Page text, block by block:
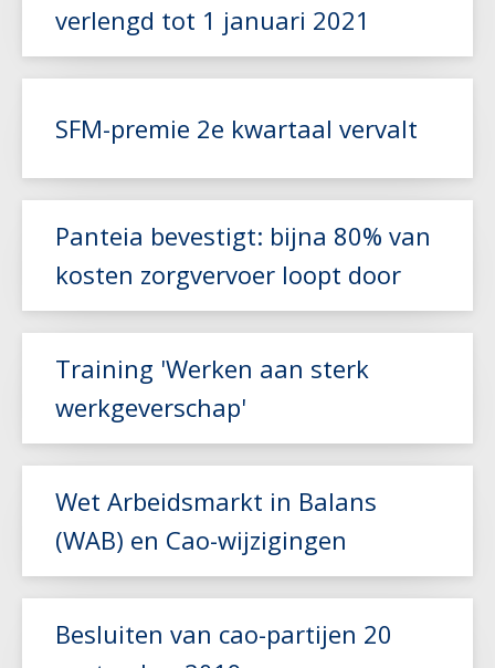
Lees meer
verlengd tot 1 januari 2021
Lees meer
SFM-premie 2e kwartaal vervalt
Panteia bevestigt: bijna 80% van
kosten zorgvervoer loopt door
Training 'Werken aan sterk
werkgeverschap'
Wet Arbeidsmarkt in Balans
(WAB) en Cao-wijzigingen
Besluiten van cao-partijen 20